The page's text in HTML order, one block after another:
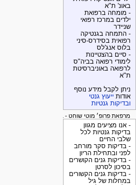
באונ' ת"א
- מומחה ברפואת
ילדים במרכז רפואי
שניידר
- התמחה בגנטיקה
רפואית בסידרס-סיני
בלוס אנג'לס
- סיים בהצטיינות
לימודי רפואה בביה"ס
לרפואה באוניברסיטת
ת"א
ניתן לקבל מידע נוסף
אודות ייעוץ גנטי
ובדיקות גנטיות
מרפאת פרופ׳ מוטי שוחט - בדיקות גנטיות
- אנו מציעים מגוון
בדיקות גנטיות לכל
שלבי החיים
- בדיקות סקר מורחב
לפני ובתחילת הריון
- בדיקות גנים הקושרים
בסיכון לסרטן
- בדיקות גנים הקשורים
במחלות של גיל